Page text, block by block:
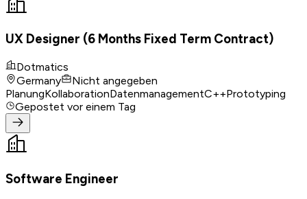
UX Designer (6 Months Fixed Term Contract)
Dotmatics
Germany
Nicht angegeben
PlanungKollaborationDatenmanagementC++Prototyping
Gepostet vor einem Tag
Software Engineer